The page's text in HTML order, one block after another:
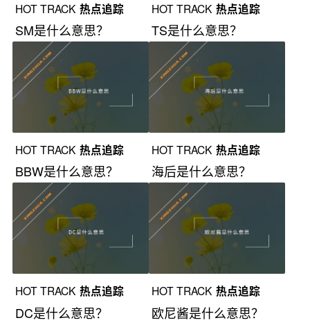
HOT TRACK 热点追踪
SM是什么意思？
HOT TRACK 热点追踪
TS是什么意思？
HOT TRACK 热点追踪
BBW是什么意思？
HOT TRACK 热点追踪
海后是什么意思？
HOT TRACK 热点追踪
DC是什么意思？
HOT TRACK 热点追踪
欧尼酱是什么意思？